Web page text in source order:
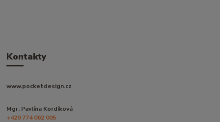
Kontakty
www.pocketdesign.cz
Mgr. Pavlína Kordíková
+420 774 062 005